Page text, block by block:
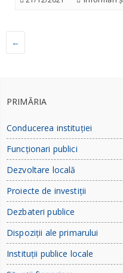
←
PRIMĂRIA
Conducerea instituției
Funcționari publici
Dezvoltare locală
Proiecte de investiții
Dezbateri publice
Dispoziții ale primarului
Instituții publice locale